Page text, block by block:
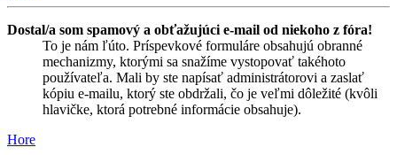
Dostal/a som spamový a obťažujúci e-mail od niekoho z fóra!
To je nám ľúto. Príspevkové formuláre obsahujú obranné
mechanizmy, ktorými sa snažíme vystopovať takéhoto
používateľa. Mali by ste napísať administrátorovi a zaslať
kópiu e-mailu, ktorý ste obdržali, čo je veľmi dôležité (kvôli
hlavičke, ktorá potrebné informácie obsahuje).
Hore